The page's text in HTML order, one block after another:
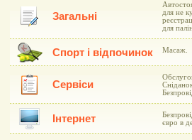
Загальні
для не
для
Спорт і відпочинок Масаж.
Сервіси
Інтернет
євро в